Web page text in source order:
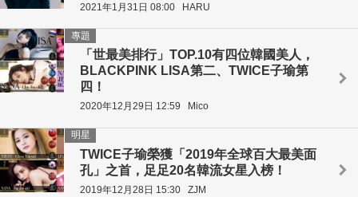
2021年1月31日 08:00 HARU
「世最美排行」TOP.10有四位韓國美人，
BLACKPINK LISA第二、TWICE子瑜第
四！
專題
2020年12月29日 12:59 Mico
TWICE子瑜榮獲「2019年全球百大最美面
孔」之首，足足20名韓流女星入榜！
明星
2019年12月28日 15:30 ZJM